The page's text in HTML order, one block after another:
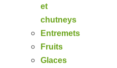
et
chutneys
Entremets
Fruits
Glaces